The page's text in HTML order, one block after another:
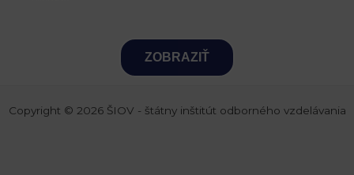
ZOBRAZIŤ
Copyright © 2026 ŠIOV - štátny inštitút odborného vzdelávania